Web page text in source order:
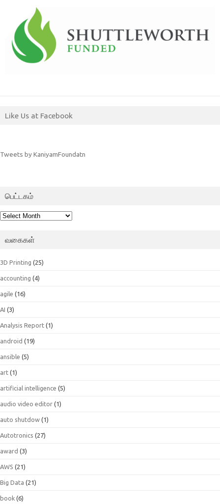
Like Us at Facebook
Tweets by KaniyamFoundatn
பெட்டகம்
பெட்டகம்
வகைகள்
3D Printing (25)
accounting (4)
agile (16)
AI (3)
Analysis Report (1)
android (19)
ansible (5)
art (1)
artificial intelligence (5)
audio video editor (1)
auto shutdow (1)
Autotronics (27)
award (3)
AWS (21)
Big Data (21)
book (6)